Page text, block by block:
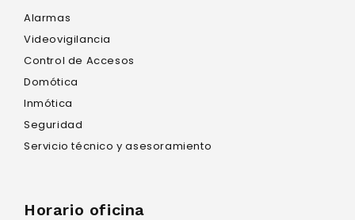
Alarmas
Videovigilancia
Control de Accesos
Domótica
Inmótica
Seguridad
Servicio técnico y asesoramiento
Horario oficina